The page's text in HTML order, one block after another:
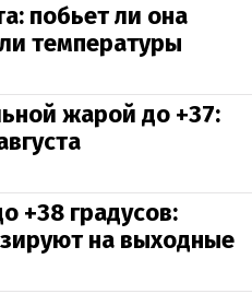
побьет ли она
температуры
жарой до +37:
+38 градусов:
на выходные